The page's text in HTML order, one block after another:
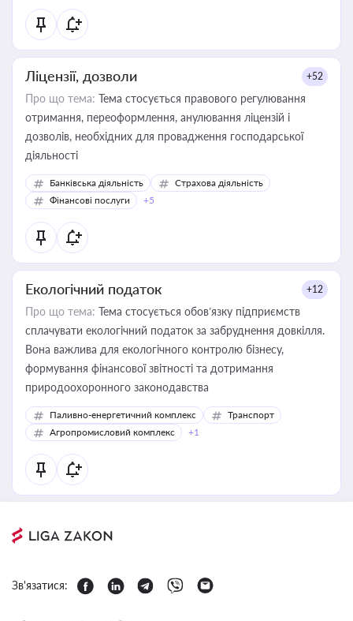
Ліцензії, дозволи +52
Про що тема: Тема стосується правового регулювання
отримання, переоформлення, анулювання ліцензій і
дозволів, необхідних для провадження господарської
діяльності
Банківська діяльність
Страхова діяльність
Фінансові послуги
+5
Екологічний податок +12
Про що тема: Тема стосується обов’язку підприємств
сплачувати екологічний податок за забруднення довкілля.
Вона важлива для екологічного контролю бізнесу,
формування фінансової звітності та дотримання
природоохоронного законодавства
Паливно-енергетичний комплекс
Транспорт
Агропромисловий комплекс
+1
Зв'язатися: